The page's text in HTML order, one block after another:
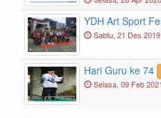
YDH Art Sport
Sabtu, 21 Des
Hari Guru ke 74
Selasa, 09 Feb